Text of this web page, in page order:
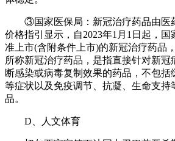
③国家医保局：新冠治疗药品由医
价格指引显示，自2023年1月1日起，
准上市(含附条件上市)的新冠治疗药品
所称新冠治疗药品，是指直接针对新冠
断感染或病毒复制效果的药品，不包括
等症状以及免疫调节、抗凝、生命支持
品。
D、人文体育